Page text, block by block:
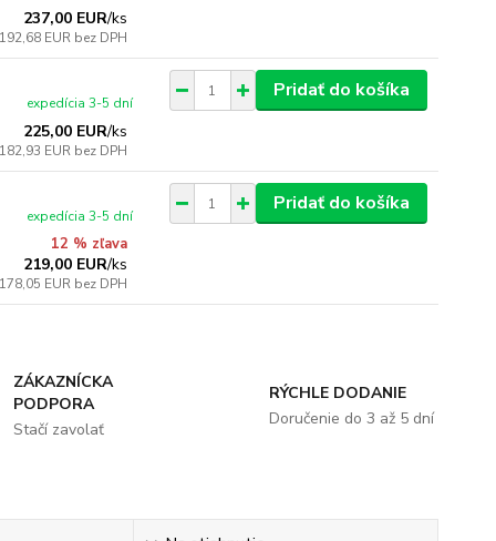
237,00 EUR/ks
192,68 EUR bez DPH
225,00 EUR/ks
182,93 EUR bez DPH
expedícia 3-5 dní
Pridať do košíka
12 % zľava
219,00 EUR/ks
178,05 EUR bez DPH
expedícia 3-5 dní
Pridať do košíka
ZÁKAZNÍCKA
PODPORA
Stačí zavolať
RÝCHLE DODANIE
Doručenie do 3 až 5 dní